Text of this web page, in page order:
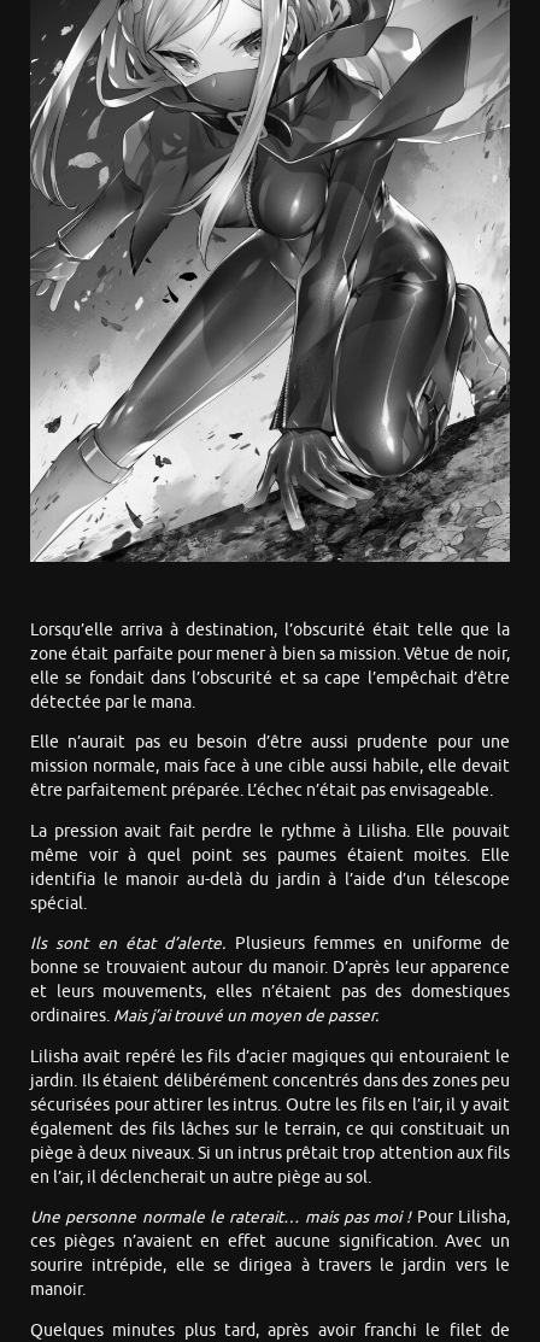
Lorsqu’elle arriva à destination, l’obscurité était telle que la
zone était parfaite pour mener à bien sa mission. Vêtue de noir,
elle se fondait dans l’obscurité et sa cape l’empêchait d’être
détectée par le mana.
Elle n’aurait pas eu besoin d’être aussi prudente pour une
mission normale, mais face à une cible aussi habile, elle devait
être parfaitement préparée. L’échec n’était pas envisageable.
La pression avait fait perdre le rythme à Lilisha. Elle pouvait
même voir à quel point ses paumes étaient moites. Elle
identifia le manoir au-delà du jardin à l’aide d’un télescope
spécial.
Ils sont en état d’alerte. Plusieurs femmes en uniforme de
bonne se trouvaient autour du manoir. D’après leur apparence
et leurs mouvements, elles n’étaient pas des domestiques
ordinaires. Mais j’ai trouvé un moyen de passer.
Lilisha avait repéré les fils d’acier magiques qui entouraient le
jardin. Ils étaient délibérément concentrés dans des zones peu
sécurisées pour attirer les intrus. Outre les fils en l’air, il y avait
également des fils lâches sur le terrain, ce qui constituait un
piège à deux niveaux. Si un intrus prêtait trop attention aux fils
en l’air, il déclencherait un autre piège au sol.
Une personne normale le raterait… mais pas moi !Pour Lilisha,
ces pièges n’avaient en effet aucune signification. Avec un
sourire intrépide, elle se dirigea à travers le jardin vers le
manoir.
Quelques minutes plus tard, après avoir franchi le filet de